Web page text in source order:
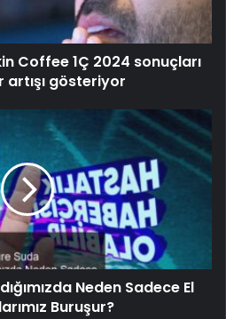
Coffee 1Ç 2024 sonuçları
artışı gösteriyor
Neden Sadece El
Buruşur?